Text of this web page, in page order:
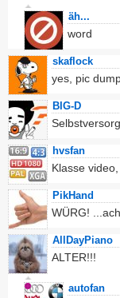
äh...
word
skaflock
yes, pic
BIG-D
hvsfan
Klasse
PikHand
WÜRG!
AllDayPiano
ALTER!!!
autofan